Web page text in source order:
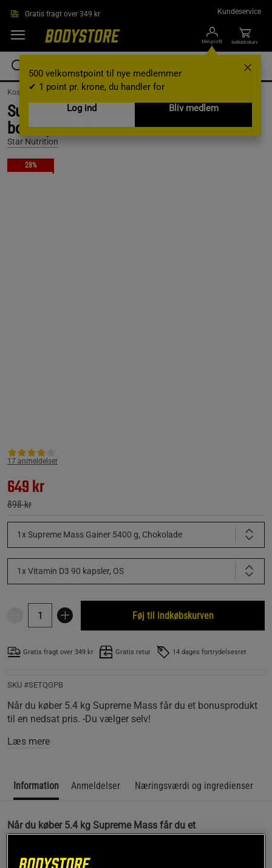
Gratis fragt over 349 kr Kundeservice
Min profil
500 velkomstpoint til nye medlemmer
✔ 1 point pr. krone, du handler for
Log ind
Bliv medlem
Indkøbskurv
Kosttilskud / Weight Gainers
Supreme Mass Gainer 5,4 kg +
bonusprodukt
Star Nutrition
28%
17 anmeldelser
649 kr
898 kr
1x Supreme Mass Gainer 5400 g, Chokolade
1x Vitamin D3 90 kapsler, OS
Føj til indkøbskurven
Gratis fragt over 349 kr Gratis retur 14 dages fortrydelsesret
SKU #SETQGPB
Når du køber 5.4 kg Supreme Mass får du et bonusprodukt
til en nedsat pris. -Du vælger selv!
Læs mere
Information Anmeldelser Næringsværdi og ingredienser
Når du køber 5.4 kg Supreme Mass får du et
bonusprodukt til en nedsat pris -Du vælger selv!
Pakken indeholder: